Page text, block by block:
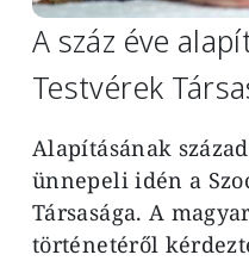
A száz éve
Testvérek
Alapításának
ünnepeli idén a
Társasága. A
történetéről